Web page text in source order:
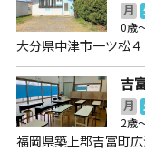
月
0歳
大分県中津市一ツ松４
吉
月
2歳
福岡県築上郡吉富町